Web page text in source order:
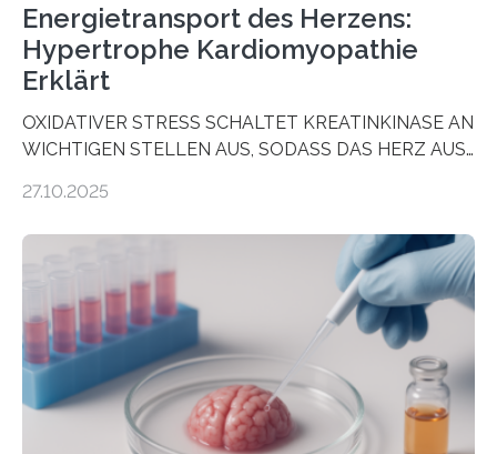
Energietransport des Herzens:
Hypertrophe Kardiomyopathie
Erklärt
OXIDATIVER STRESS SCHALTET KREATINKINASE AN
WICHTIGEN STELLEN AUS, SODASS DAS HERZ AUS
aus dem Deutschen Zentrum für Herzinsuffizienz
im Journal Circulation, warum der Energietransport bei
der Hypertrophen Kardiomyopathie (HCM) versagen
kann und wie sich durch eine Verringerung der
Herzbelastung und des oxidativen Stresses
Rhythmusstörungen reduzieren lassen. Würzburg. Die
hypertrophe Kardiomyopathie (HCM) ist die häufigste
erblich bedingte Herzerkrankung. Sie führt dazu, dass
sich die linke Herzkammer verdickt, der Herzmuskel zu
27.10.2025